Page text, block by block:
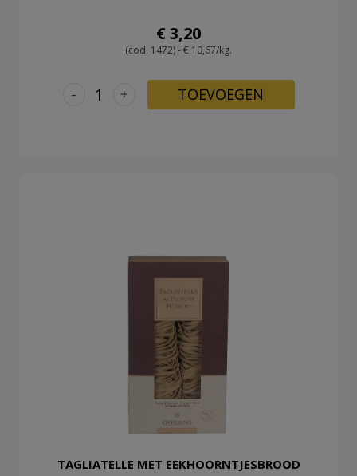
€ 3,20
(cod. 1472) - € 10,67/kg.
+
- TOEVOEGEN
TAGLIATELLE MET EEKHOORNTJESBROOD